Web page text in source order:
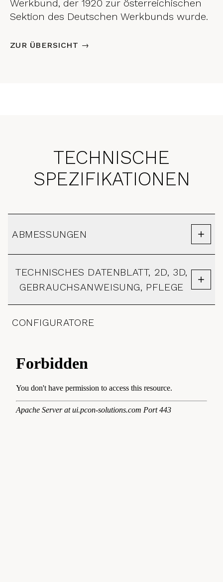
Werkbund, der 1920 zur österreichischen
Sektion des Deutschen Werkbunds wurde.
ZUR ÜBERSICHT →
TECHNISCHE
SPEZIFIKATIONEN
ABMESSUNGEN
TECHNISCHES DATENBLATT, 2D, 3D,
GEBRAUCHSANWEISUNG, PFLEGE
CONFIGURATORE